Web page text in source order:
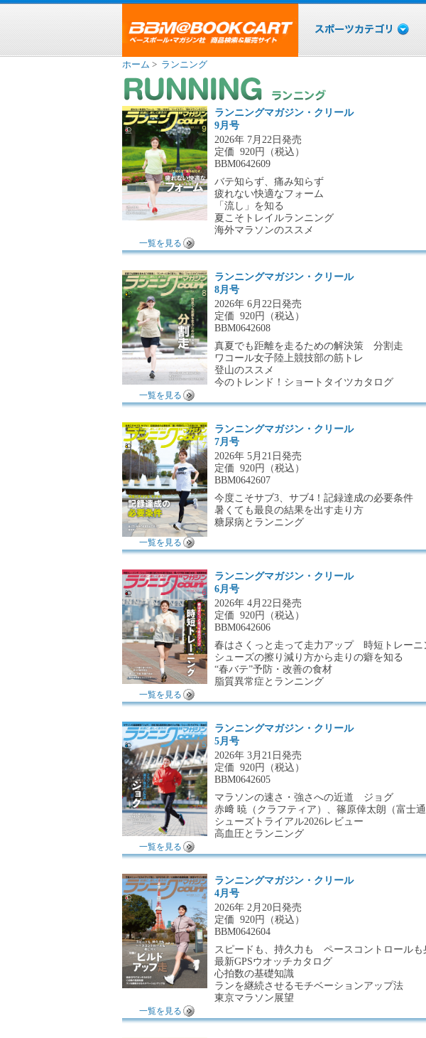
ホーム > ランニング
ランニングマガジン・クリール
9月号
2026年 7月22日発売
定価 920円（税込）
BBM0642609
バテ知らず、痛み知らず
疲れない快適なフォーム
「流し」を知る
夏こそトレイルランニング
海外マラソンのススメ
一覧を見る
ランニングマガジン・クリール
8月号
2026年 6月22日発売
定価 920円（税込）
BBM0642608
真夏でも距離を走るための解決策 分割走
ワコール女子陸上競技部の筋トレ
登山のススメ
今のトレンド！ショートタイツカタログ
一覧を見る
ランニングマガジン・クリール
7月号
2026年 5月21日発売
定価 920円（税込）
BBM0642607
今度こそサブ3、サブ4！記録達成の必要条件
暑くても最良の結果を出す走り方
糖尿病とランニング
一覧を見る
ランニングマガジン・クリール
6月号
2026年 4月22日発売
定価 920円（税込）
BBM0642606
春はさくっと走って走力アップ 時短トレーニ
シューズの擦り減り方から走りの癖を知る
“春バテ”予防・改善の食材
脂質異常症とランニング
一覧を見る
ランニングマガジン・クリール
5月号
2026年 3月21日発売
定価 920円（税込）
BBM0642605
マラソンの速さ・強さへの近道 ジョグ
赤﨑 暁（クラフティア）、篠原倖太朗（富士
シューズトライアル2026レビュー
高血圧とランニング
一覧を見る
ランニングマガジン・クリール
4月号
2026年 2月20日発売
定価 920円（税込）
BBM0642604
スピードも、持久力も ペースコントロールも
最新GPSウオッチカタログ
心拍数の基礎知識
ランを継続させるモチベーションアップ法
東京マラソン展望
一覧を見る